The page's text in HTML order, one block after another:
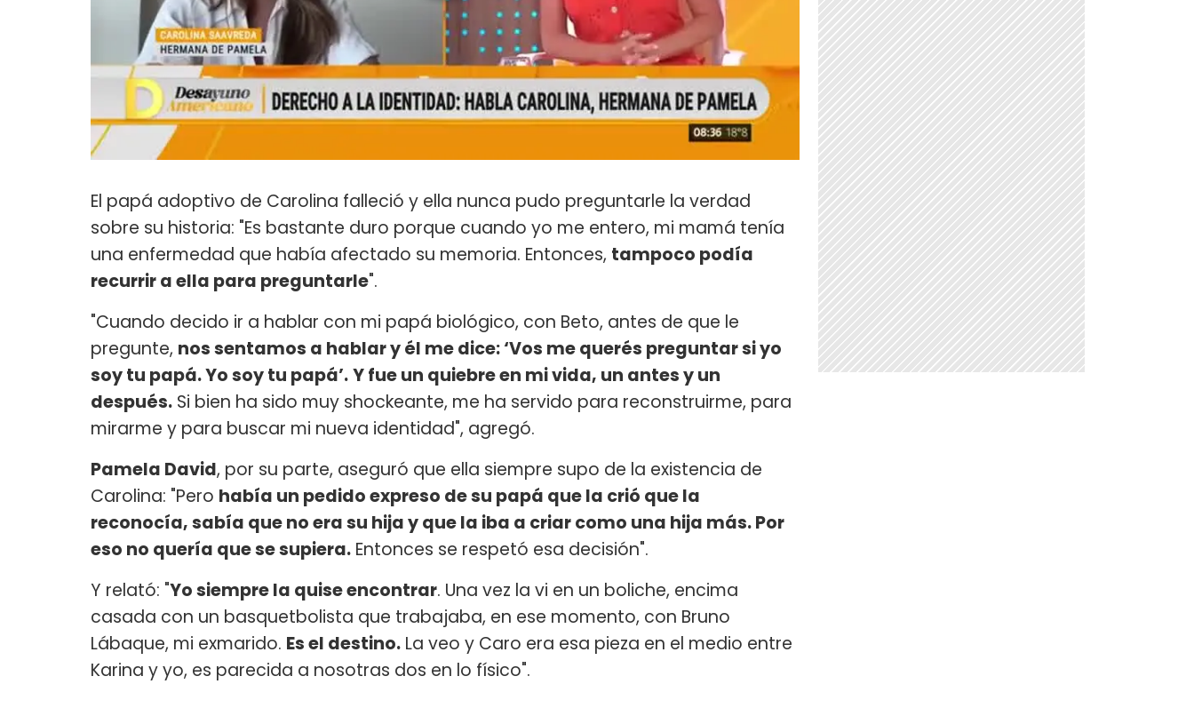
El papá adoptivo de Carolina falleció y ella nunca pudo preguntarle la verdad
sobre su historia: "Es bastante duro porque cuando yo me entero, mi mamá tenía
una enfermedad que había afectado su memoria. Entonces, tampoco podía
recurrir a ella para preguntarle".
"Cuando decido ir a hablar con mi papá biológico, con Beto, antes de que le
pregunte, nos sentamos a hablar y él me dice: ‘Vos me querés preguntar si yo
soy tu papá. Yo soy tu papá’.Y fue un quiebre en mi vida, un antes y un
después. Si bien ha sido muy shockeante, me ha servido para reconstruirme, para
mirarme y para buscar mi nueva identidad", agregó.
Pamela David, por su parte, aseguró que ella siempre supo de la existencia de
Carolina: "Pero había un pedido expreso de su papá que la crió que la
reconocía, sabía que no era su hija y que la iba a criar como una hija más. Por
eso no quería que se supiera. Entonces se respetó esa decisión".
Y relató: "Yo siempre la quise encontrar. Una vez la vi en un boliche, encima
casada con un basquetbolista que trabajaba, en ese momento, con Bruno
Lábaque, mi exmarido. Es el destino. La veo y Caro era esa pieza en el medio entre
Karina y yo, es parecida a nosotras dos en lo físico".